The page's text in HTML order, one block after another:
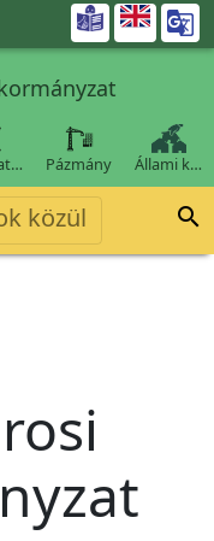

Pázmány Állami k…
közül 